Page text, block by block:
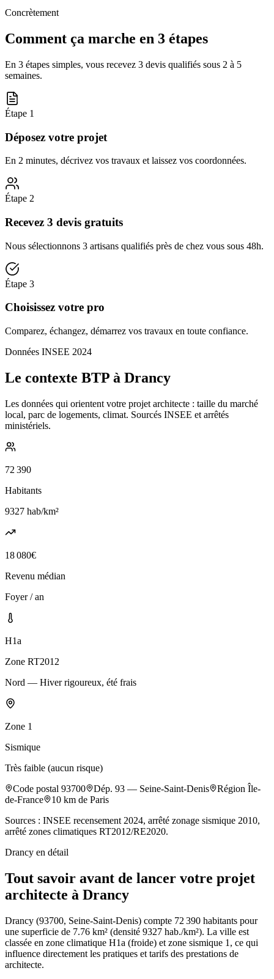
Concrètement
Comment ça marche en 3 étapes
En 3 étapes simples, vous recevez 3 devis qualifiés sous 2 à 5
semaines.
Étape 1
Déposez votre projet
En 2 minutes, décrivez vos travaux et laissez vos coordonnées.
Étape 2
Recevez 3 devis gratuits
Nous sélectionnons 3 artisans qualifiés près de chez vous sous 48h.
Étape 3
Choisissez votre pro
Comparez, échangez, démarrez vos travaux en toute confiance.
Données INSEE 2024
Le contexte BTP à Drancy
Les données qui orientent votre projet architecte : taille du marché
local, parc de logements, climat. Sourcés INSEE et arrêtés
ministériels.
72 390
Habitants
9327 hab/km²
18 080€
Revenu médian
Foyer / an
H1a
Zone RT2012
Nord — Hiver rigoureux, été frais
Zone 1
Sismique
Très faible (aucun risque)
Code postal 93700 Dép. 93 — Seine-Saint-Denis Région Île-
de-France
10 km de Paris
Sources : INSEE recensement 2024, arrêté zonage sismique 2010,
arrêté zones climatiques RT2012/RE2020.
Drancy en détail
Tout savoir avant de lancer votre projet
architecte à Drancy
Drancy (93700, Seine-Saint-Denis) compte 72 390 habitants pour
une superficie de 7.76 km² (densité 9327 hab./km²). La ville est
classée en zone climatique H1a (froide) et zone sismique 1, ce qui
influence directement les pratiques et tarifs des prestations de
architecte.